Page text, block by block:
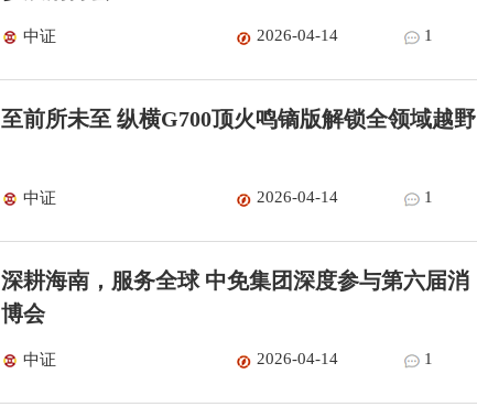
中证 2026-04-14 1
至前所未至 纵横G700顶火鸣镝版解锁全领域越野
中证 2026-04-14 1
深耕海南，服务全球 中免集团深度参与第六届消
博会
中证 2026-04-14 1